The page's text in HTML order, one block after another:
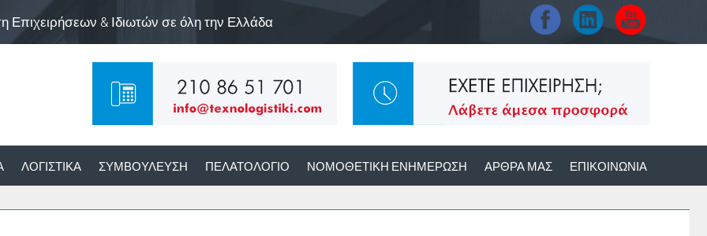
Επιχειρήσεων & Ιδιωτών σε όλη την Ελλάδα
ΛΟΓΙΣΤΙΚΆ ΣΥΜΒΟΎΛΕΥΣΗ ΠΕΛΑΤΟΛΌΓΙΟ ΝΟΜΟΘΕΤΙΚΉ ΕΝΗΜΈΡΩΣΗ ΆΡΘΡΑ ΜΑΣ ΕΠΙΚΟΙΝΩΝΊΑ